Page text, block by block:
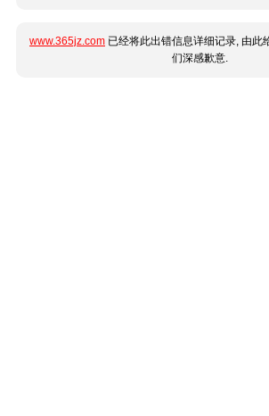
www.365jz.com 已经将此出错信息详细记录, 由此
们深感歉意.